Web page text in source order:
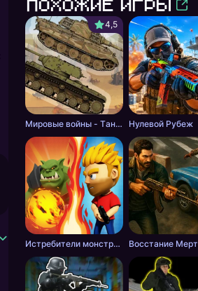
Похожие игры
4,5
Мировые войны - Tанки Нулевой Рубеж
Истребители монстров